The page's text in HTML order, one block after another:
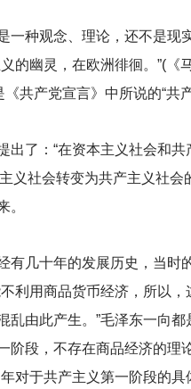
一种观念、理论，还不是
的幽灵，在欧洲徘徊。”(
共产党宣言》中所说的“共
出了：“在资本主义社会和
社会转变为共产主义社会
。
有几十年的发展历史，当时
利用商品货币经济，所以
乱由此产生。”毛泽东一向
阶段，不存在商品经济的
对于共产主义第一阶段的